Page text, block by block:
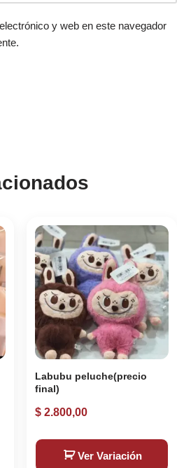
y web en este navegador
Labubu peluche(precio
final)
$2.800,00
Ver Variación